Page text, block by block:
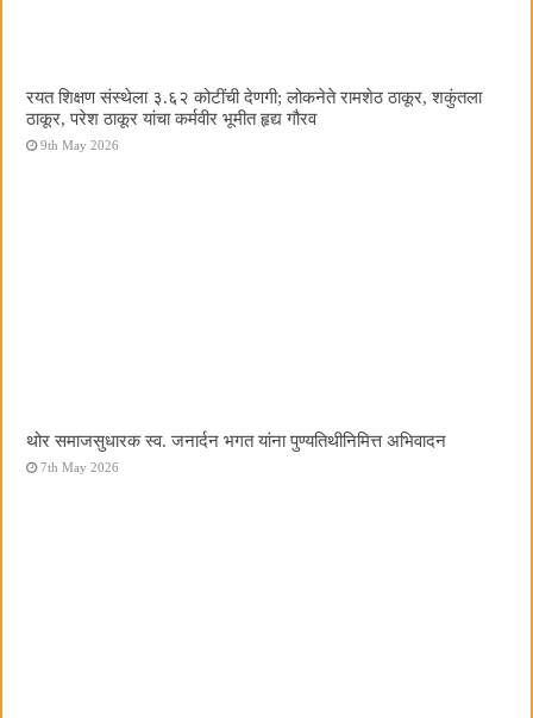
रयत शिक्षण संस्थेला ३.६२ कोटींची देणगी; लोकनेते रामशेठ ठाकूर, शकुंतला
ठाकूर, परेश ठाकूर यांचा कर्मवीर भूमीत हृद्य गौरव
9th May 2026
थोर समाजसुधारक स्व. जनार्दन भगत यांना पुण्यतिथीनिमित्त अभिवादन
7th May 2026